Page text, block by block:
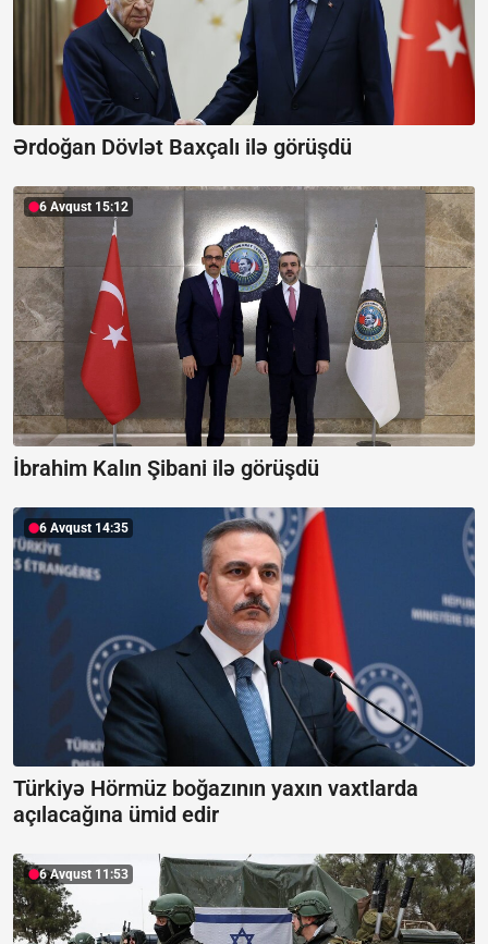
Ərdoğan Dövlət Baxçalı ilə görüşdü
6 Avqust 15:12
İbrahim Kalın Şibani ilə görüşdü
6 Avqust 14:35
Türkiyə Hörmüz boğazının yaxın vaxtlarda
açılacağına ümid edir
6 Avqust 11:53